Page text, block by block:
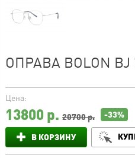
ОПРАВА BOLON BJ
Цена:
13800р. 20700 р. -33%
В КОРЗИНУ